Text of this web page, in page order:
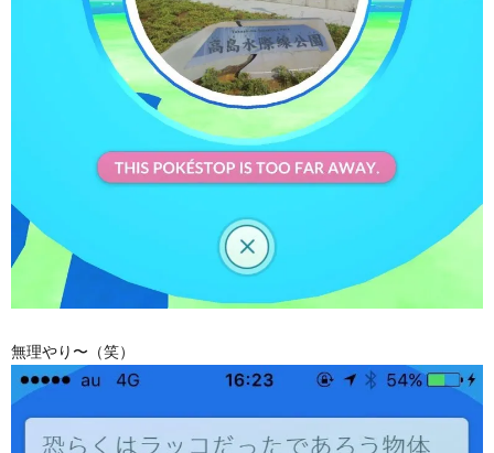
無理やり〜（笑）